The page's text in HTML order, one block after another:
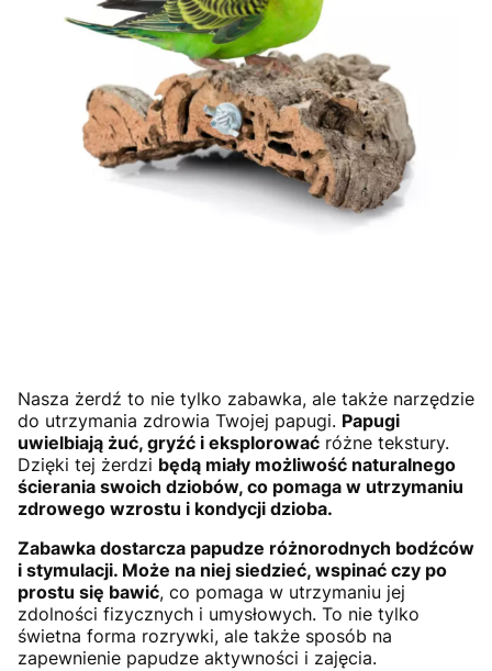
Nasza żerdź to nie tylko zabawka, ale także narzędzie
do utrzymania zdrowia Twojej papugi. Papugi
uwielbiają żuć, gryźć i eksplorować różne tekstury.
Dzięki tej żerdzi będą miały możliwość naturalnego
ścierania swoich dziobów, co pomaga w utrzymaniu
zdrowego wzrostu i kondycji dzioba.
Zabawka dostarcza papudze różnorodnych bodźców
i stymulacji. Może na niej siedzieć, wspinać czy po
prostu się bawić, co pomaga w utrzymaniu jej
zdolności fizycznych i umysłowych. To nie tylko
świetna forma rozrywki, ale także sposób na
zapewnienie papudze aktywności i zajęcia.